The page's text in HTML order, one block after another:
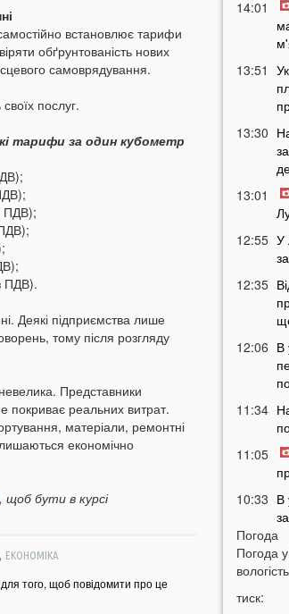
встановлює тарифи
обґрунтованість нових
самоврядування.
послуг.
тарифи за один кубометр
ПДВ);
ПДВ).
Деякі підприємства лише
тому після розгляду
Представники
покриває реальних витрат.
матеріали, ремонтні
економічно
, щоб бути в курсі
ЕКОНОМІКА
того, щоб повідомити про це
14:01
13:51
13:30
13:01
12:55 У
12:35
12:06 В
11:34
11:05
10:33 В
10:04
Погода
Погода у
тиск: